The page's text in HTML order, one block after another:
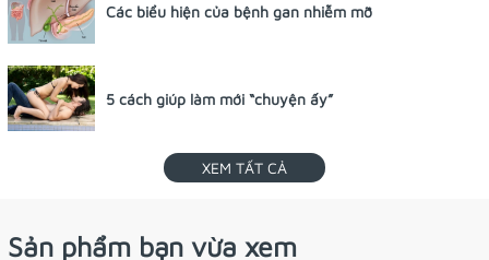
Tổng hợp Ý kiến
Sản Phẩm Cùng Loại
Các biểu hiện của bệnh gan nhiễm mỡ
5 cách giúp làm mới “chuyện ấy”
XEM TẤT CẢ
Sản phẩm bạn vừa xem